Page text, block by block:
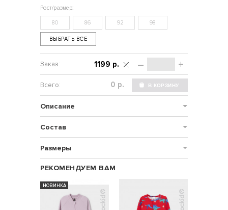
80 86 92 98
ВЫБРАТЬ ВСЕ
– +
1199 р.
р.
Описание
Состав
Размеры
РЕКОМЕНДУЕМ ВАМ
НОВИНКА